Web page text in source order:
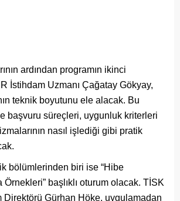
ardından programın ikinci
İstihdam Uzmanı Çağatay Gökyay,
teknik boyutunu ele alacak. Bu
başvuru süreçleri, uygunluk kriterleri
nasıl işlediği gibi pratik
bölümlerinden biri ise “Hibe
Örnekleri” başlıklı oturum olacak. TİSK
Direktörü Gürhan Höke, uygulamadan